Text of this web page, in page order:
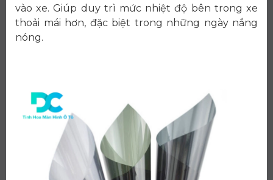
vào xe. Giúp duy trì mức nhiệt độ bên trong xe
thoải mái hơn, đặc biệt trong những ngày nắng
nóng.